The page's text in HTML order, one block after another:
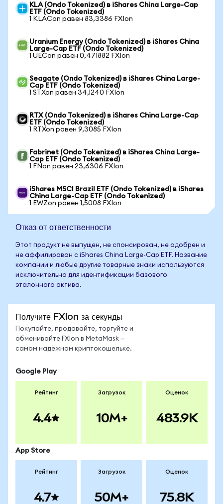
KLA (Ondo Tokenized) в iShares China Large-Cap
ETF (Ondo Tokenized)
1 KLACon равен 83,3386 FXIon
Uranium Energy (Ondo Tokenized) в iShares China
Large-Cap ETF (Ondo Tokenized)
1 UECon равен 0,471882 FXIon
Seagate (Ondo Tokenized) в iShares China Large-
Cap ETF (Ondo Tokenized)
1 STXon равен 34,1240 FXIon
RTX (Ondo Tokenized) в iShares China Large-Cap
ETF (Ondo Tokenized)
1 RTXon равен 9,3085 FXIon
Fabrinet (Ondo Tokenized) в iShares China Large-
Cap ETF (Ondo Tokenized)
1 FNon равен 23,6306 FXIon
iShares MSCI Brazil ETF (Ondo Tokenized) в iShares
China Large-Cap ETF (Ondo Tokenized)
1 EWZon равен 1,5008 FXIon
Отказ от ответственности
Этот продукт не выпущен, не спонсирован, не одобрен и
не аффилирован с iShares China Large-Cap ETF. Название
компании и любые другие товарные знаки используются
исключительно для идентификации базового
эталонного актива.
Получите FXIon за секунды
Покупайте, продавайте, торгуйте и
обменивайте FXIon в MetaMask —
самом надёжном криптокошельке.
Google Play
Рейтинг
4.4
Загрузок
10M+
Оценок
483.9K
App Store
Рейтинг
4.7
Загрузок
50M+
Оценок
75.8K